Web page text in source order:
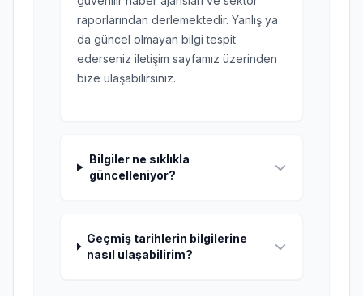
raporlarından derlemektedir. Yanlış ya
da güncel olmayan bilgi tespit
ederseniz iletişim sayfamız üzerinden
bize ulaşabilirsiniz.
Bilgiler ne sıklıkla
güncelleniyor?
Geçmiş tarihlerin bilgilerine
nasıl ulaşabilirim?